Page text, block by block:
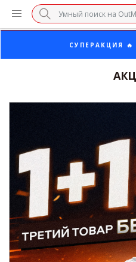
ПОСЛЕДНИЕ
СУПЕРАКЦИЯ 🔥
БЕЗ НАЦЕНКИ
3-Я ПАРА В
ПОСЛЕДНИЕ
СУПЕРАКЦИЯ